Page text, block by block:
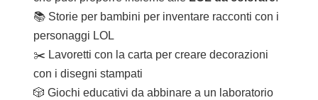
📚 Storie per bambini per inventare racconti con i
personaggi LOL
✂️ Lavoretti con la carta per creare decorazioni
con i disegni stampati
🎲 Giochi educativi da abbinare a un laboratorio